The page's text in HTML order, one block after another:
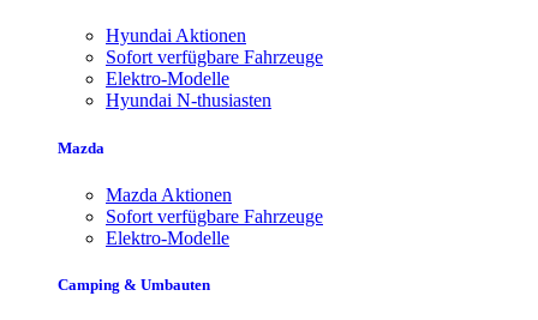
Hyundai Aktionen
Sofort verfügbare Fahrzeuge
Elektro-Modelle
Hyundai N-thusiasten
Mazda
Mazda Aktionen
Sofort verfügbare Fahrzeuge
Elektro-Modelle
Camping & Umbauten